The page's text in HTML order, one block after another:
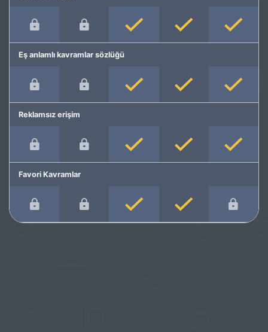
Eş anlamlı kavramlar sözlüğü
Reklamsız erişim
Favori Kavramlar